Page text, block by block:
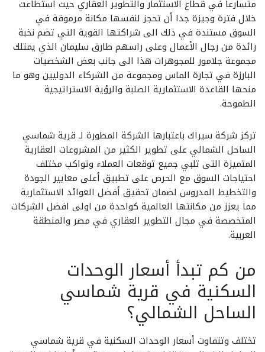
متسارعا في قطاع الاستثمار والتطوير العقاري حيث استطاعت
خلال فترة وجيزة جدا أن تحجز لنفسها مكانة مرموقة في
السوق مستندة في ذلك الى شراكتها القوية التي تضم نخبة
رائدة من رجال الأعمال وعلى راسهم طارق سليمان الذي يمتلك
مجموعة جلامور للمجوهرات هذا الى جانب بعض الشخصيات
البارزة في تجارة الماس ومجموعة من الشركاء الدوليين وهو ما
منحها القاعدة الاستثمارية الصلبة والرؤية الاستراتيجية
الطموحة.
تركز شركة سيراك باعتبارها الشركة المطورة لـ قرية شماسي
الساحل الشمالي على تطوير الكثير من المشروعات العقارية
المتميزة التى تلبي جميع توقعات العملاء وتواكب مختلف
احتياجات السوق مع الحرص على تطبيق أعلى معايير الجودة
والتخطيط المدروس لضمان تحقيق أفضل العوائد الاستثمارية
مما يعزز من مكانتها العالمية كواحدة من اولى افضل الشركات
المتخصصة في مجال التطوير العقاري في مصر والمنطقة
العربية.
من كم تبدأ أسعار الوحدات
السكنية في قرية شماسي
الساحل الشمالي؟
تختلف وتتفاوت أسعار الوحدات السكنية في قرية شماسي